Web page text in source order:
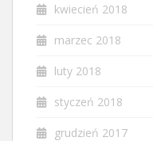
kwiecień 2018
marzec 2018
luty 2018
styczeń 2018
grudzień 2017